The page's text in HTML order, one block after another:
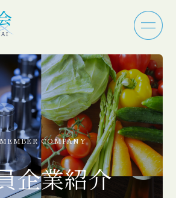
COMPANY
企業紹介